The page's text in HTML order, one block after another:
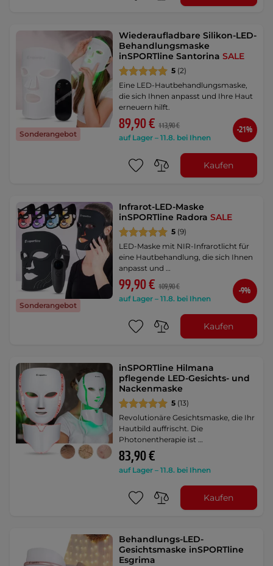
Sonderangebot
Wiederaufladbare Silikon-LED-
Behandlungsmaske
inSPORTline SantorinaSALE
5 (2)
Eine LED-Hautbehandlungsmaske,
die sich Ihnen anpasst und Ihre Haut
erneuern hilft.
89,90 € 113,90 €
auf Lager – 11.8. bei Ihnen
-21%
Kaufen
Sonderangebot
Infrarot-LED-Maske
inSPORTline RadoraSALE
5 (9)
LED-Maske mit NIR-Infrarotlicht für
eine Hautbehandlung, die sich Ihnen
anpasst und …
99,90 € 109,90 €
auf Lager – 11.8. bei Ihnen
-9%
Kaufen
inSPORTline Hilmana
pflegende LED-Gesichts- und
Nackenmaske
5 (13)
Revolutionäre Gesichtsmaske, die Ihr
Hautbild auffrischt. Die
Photonentherapie ist …
83,90 €
auf Lager – 11.8. bei Ihnen
Kaufen
Behandlungs-LED-
Gesichtsmaske inSPORTline
Esgrima